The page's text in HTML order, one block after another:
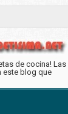
de cocina! Las
este blog que